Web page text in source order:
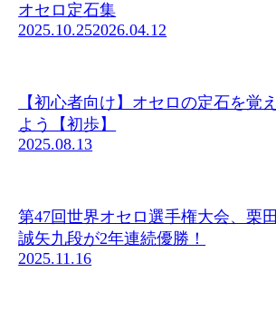
オセロ定石集
2025.10.252026.04.12
【初心者向け】オセロの定石を覚え
よう【初歩】
2025.08.13
第47回世界オセロ選手権大会、栗田
誠矢九段が2年連続優勝！
2025.11.16